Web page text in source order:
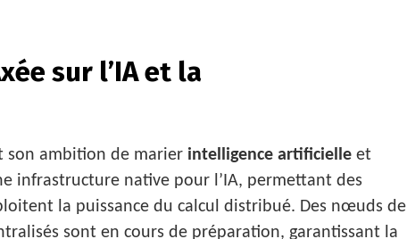
sur l’IA et la
son ambition de marier intelligence artificielle et
infrastructure native pour l’IA, permettant des
la puissance du calcul distribué. Des nœuds de
sont en cours de préparation, garantissant la